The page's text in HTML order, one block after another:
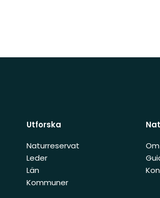
Utforska
Naturreservat
Leder
Län
Kommuner